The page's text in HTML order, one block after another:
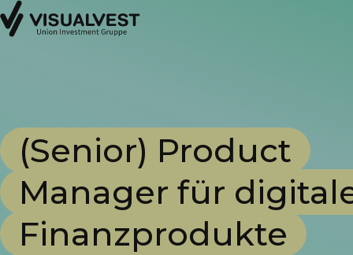
(Senior) Product
Manager für
Finanzprodukte